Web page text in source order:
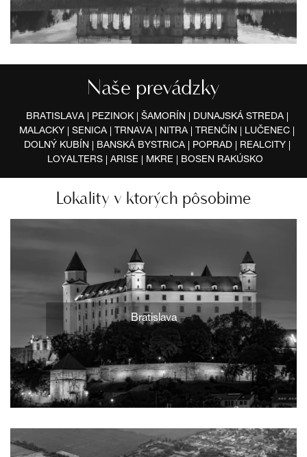
Naše prevádzky
BRATISLAVA PEZINOK ŠAMORÍN
DUNAJSKÁ STREDA
MALACKY
SENICA TRNAVA NITRA TRENČÍN
LUČENEC
DOLNÝ KUBÍN
BANSKÁ BYSTRICA POPRAD
REALCITY
LOYALTERS
ARISE MKRE BOSEN RAKÚSKO
Lokality v ktorých pôsobime
Bratislava